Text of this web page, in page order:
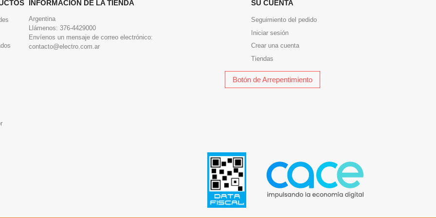
INFORMACIÓN DE LA TIENDA
Argentina
Llámenos: 376-4429000
Envíenos un mensaje de correo electrónico:
contacto@electro.com.ar
SU CUENTA
Seguimiento del pedido
Iniciar sesión
Crear una cuenta
Tiendas
Botón de Arrepentimiento